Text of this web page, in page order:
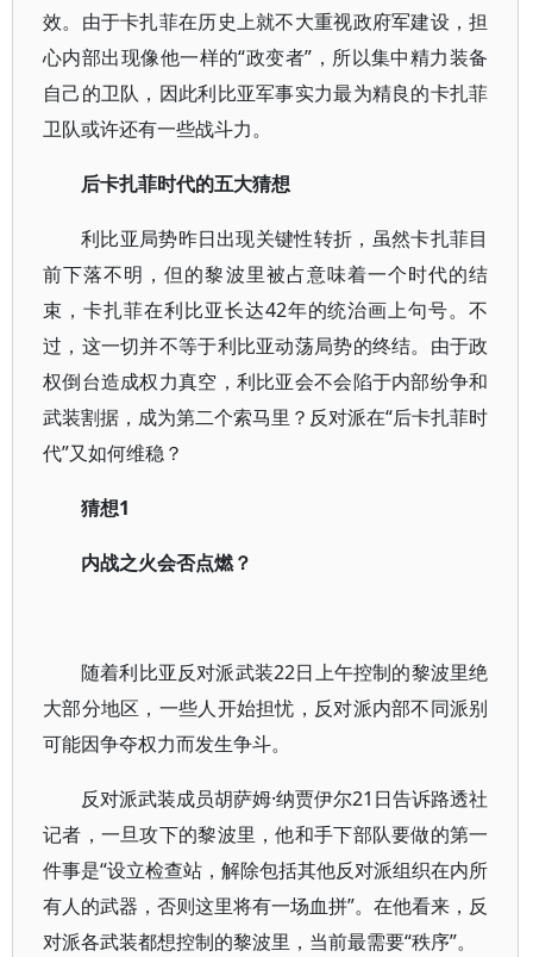
效。由于卡扎菲在历史上就不大重视政府军建设，担
心内部出现像他一样的“政变者”，所以集中精力装备
自己的卫队，因此利比亚军事实力最为精良的卡扎菲
卫队或许还有一些战斗力。
后卡扎菲时代的五大猜想
利比亚局势昨日出现关键性转折，虽然卡扎菲目
前下落不明，但的黎波里被占意味着一个时代的结
束，卡扎菲在利比亚长达42年的统治画上句号。不
过，这一切并不等于利比亚动荡局势的终结。由于政
权倒台造成权力真空，利比亚会不会陷于内部纷争和
武装割据，成为第二个索马里？反对派在“后卡扎菲时
代”又如何维稳？
猜想1
内战之火会否点燃？
随着利比亚反对派武装22日上午控制的黎波里绝
大部分地区，一些人开始担忧，反对派内部不同派别
可能因争夺权力而发生争斗。
反对派武装成员胡萨姆·纳贾伊尔21日告诉路透社
记者，一旦攻下的黎波里，他和手下部队要做的第一
件事是“设立检查站，解除包括其他反对派组织在内所
有人的武器，否则这里将有一场血拼”。在他看来，反
对派各武装都想控制的黎波里，当前最需要“秩序”。